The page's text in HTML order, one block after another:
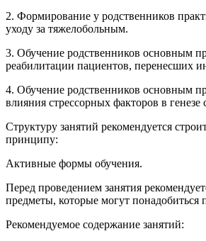
2. Формирование у родственников
уходу за тяжелобольным.
3. Обучение родственников основным
реабилитации пациентов, перенесших
4. Обучение родственников основным
влияния стрессорных факторов в генезе
Структуру занятий рекомендуется
принципу:
Активные формы обучения.
Перед проведением занятия
предметы, которые могут понадобиться
Рекомендуемое содержание занятий: